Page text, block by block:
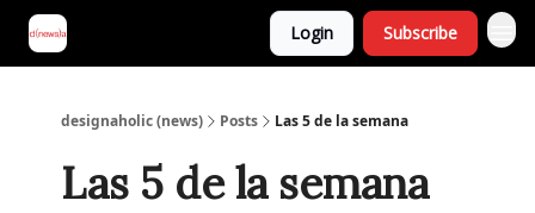
Login Subscribe
designaholic (news) Posts Las 5 de la semana
Las 5 de la semana